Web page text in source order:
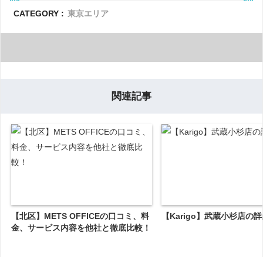
CATEGORY : 東京エリア
関連記事
【北区】METS OFFICEの口コミ、料
金、サービス内容を他社と徹底比較！
【Karigo】武蔵小杉店の